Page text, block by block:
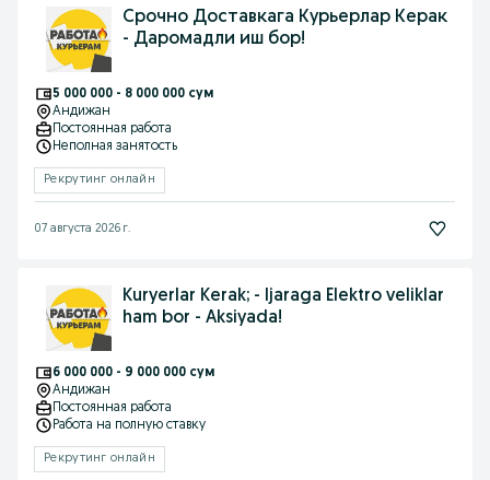
Срочно Доставкага Курьерлар Керак
- Даромадли иш бор!
5 000 000 - 8 000 000 сум
Андижан
Постоянная работа
Неполная занятость
Рекрутинг онлайн
07 августа 2026 г.
Kuryerlar Kerak; - Ijaraga Elektro veliklar
ham bor - Aksiyada!
6 000 000 - 9 000 000 сум
Андижан
Постоянная работа
Работа на полную ставку
Рекрутинг онлайн